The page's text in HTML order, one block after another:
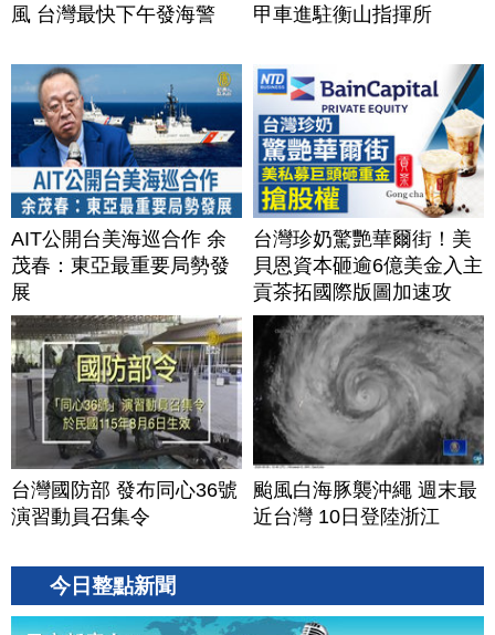
風 台灣最快下午發海警
甲車進駐衡山指揮所
AIT公開台美海巡合作 余
茂春：東亞最重要局勢發
展
台灣珍奶驚艷華爾街！美
貝恩資本砸逾6億美金入主
貢茶拓國際版圖加速攻
美？｜#財經新聞｜
20260806(四)
台灣國防部 發布同心36號
演習動員召集令
颱風白海豚襲沖繩 週末最
近台灣 10日登陸浙江
今日整點新聞